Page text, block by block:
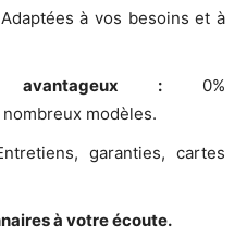
Adaptées à vos besoins et à
avantageux : 0%
modèles.
garanties, cartes
à votre écoute.